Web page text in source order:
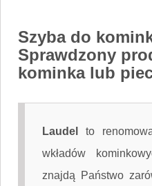
Szyba do
Sprawdzony
kominka lub
Laudel
to
wkładów
znajdą Państwo